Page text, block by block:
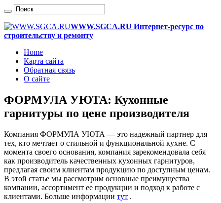
WWW.SGCA.RU Интернет-ресурс по
строительству и ремонту
Home
Карта сайта
Обратная связь
О сайте
ФОРМУЛА УЮТА: Кухонные
гарнитуры по цене производителя
Компания ФОРМУЛА УЮТА — это надежный партнер для
тех, кто мечтает о стильной и функциональной кухне. С
момента своего основания, компания зарекомендовала себя
как производитель качественных кухонных гарнитуров,
предлагая своим клиентам продукцию по доступным ценам.
В этой статье мы рассмотрим основные преимущества
компании, ассортимент ее продукции и подход к работе с
клиентами. Больше информации тут .